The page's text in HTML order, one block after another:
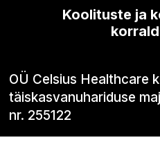
Koolituste ja
OÜ Celsius Healthcare
täiskasvanuhariduse
nr. 255122